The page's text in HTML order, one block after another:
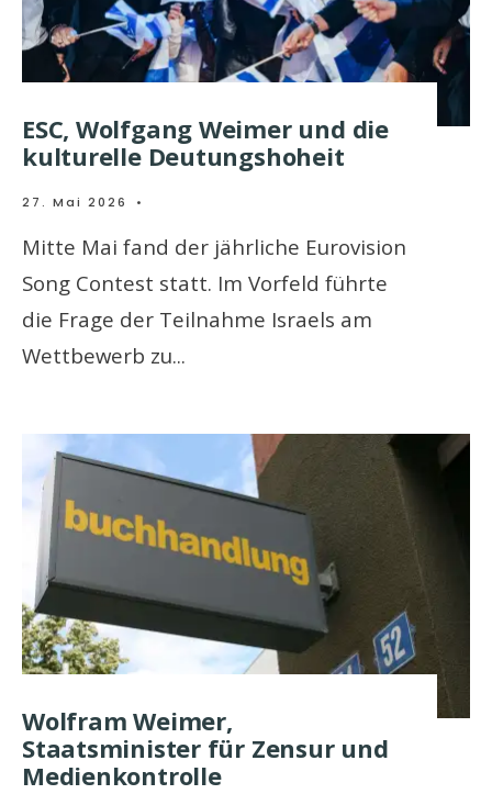
ESC, Wolfgang Weimer und die
kulturelle Deutungshoheit
27. Mai 2026 •
Mitte Mai fand der jährliche Eurovision
Song Contest statt. Im Vorfeld führte
die Frage der Teilnahme Israels am
Wettbewerb zu...
Wolfram Weimer,
Staatsminister für Zensur und
Medienkontrolle